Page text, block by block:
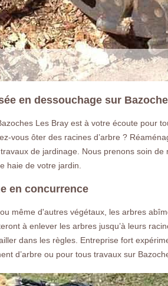
en dessouchage sur
Les Bray est à votre écoute
vous ôter des racines d’arbre ?
de jardinage. Nous prenons soin
haie de votre jardin.
en concurrence
même d'autres végétaux, les arbres
à enlever les arbres jusqu’à leurs
dans les règles. Entreprise fort
d’arbre ou pour tous travaux sur